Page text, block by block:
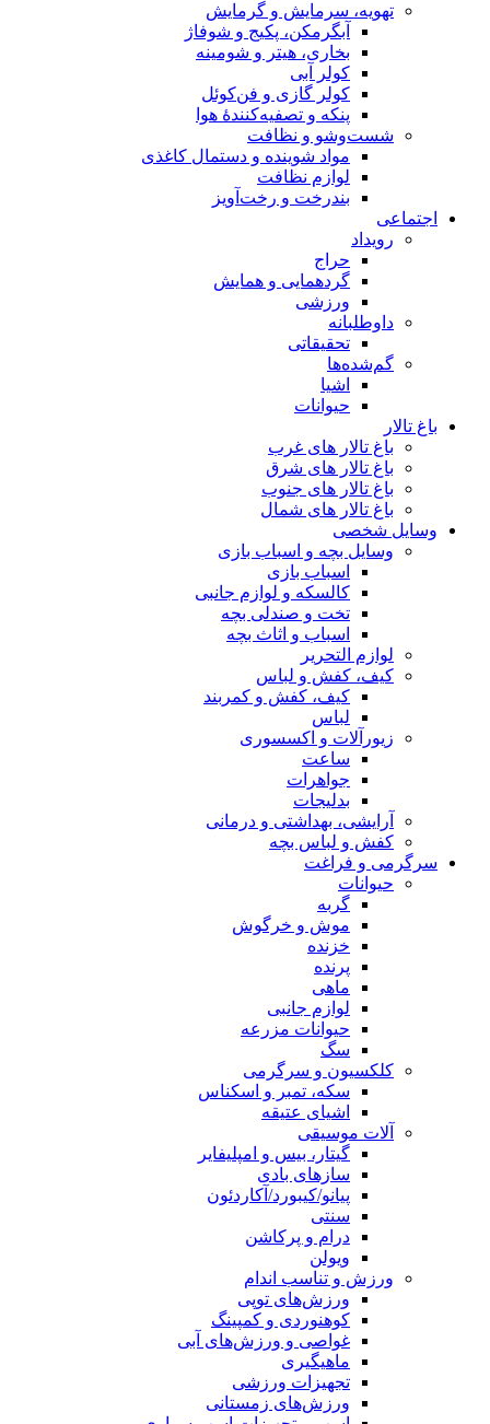
تهویه، سرمایش و گرمایش
آبگرمکن، پکیج و شوفاژ
بخاری، هیتر و شومینه
کولر آبی
کولر گازی و فن‌کوئل
پنکه و تصفیه‌کنندهٔ هوا
شست‌وشو و نظافت
مواد شوینده و دستمال کاغذی
لوازم نظافت
بندرخت و رخت‌آویز
اجتماعی
رویداد
حراج
گردهمایی و همایش
ورزشی
داوطلبانه
تحقیقاتی
گم‌شده‌ها
اشیا
حیوانات
باغ تالار
باغ تالار های غرب
باغ تالار های شرق
باغ تالار های جنوب
باغ تالار های شمال
وسایل شخصی
وسایل بچه و اسباب بازی
اسباب بازی
کالسکه و لوازم جانبی
تخت و صندلی بچه
اسباب و اثاث بچه
لوازم التحریر
کیف، کفش و لباس
کیف، کفش و کمربند
لباس
زیورآلات و اکسسوری
ساعت
جواهرات
بدلیجات
آرایشی، بهداشتی و درمانی
کفش و لباس بچه
سرگرمی و فراغت
حیوانات
گربه
موش و خرگوش
خزنده
پرنده
ماهی
لوازم جانبی
حیوانات مزرعه
سگ
کلکسیون و سرگرمی
سکه، تمبر و اسکناس
اشیای عتیقه
آلات موسیقی
گیتار، بیس و امپلیفایر
سازهای بادی
پیانو/کیبورد/آکاردئون
سنتی
درام و پرکاشن
ویولن
ورزش و تناسب اندام
ورزش‌های توپی
کوهنوردی و کمپینگ
غواصی و ورزش‌های آبی
ماهیگیری
تجهیزات ورزشی
ورزش‌های زمستانی